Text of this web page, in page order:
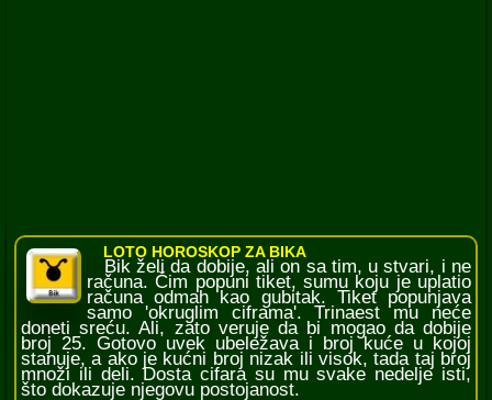
LOTO HOROSKOP ZA BIKA
Bik želi da dobije, ali on sa tim, u stvari, i ne
računa. Čim popuni tiket, sumu koju je uplatio
računa odmah kao gubitak. Tiket popunjava
samo 'okruglim ciframa'. Trinaest mu neće
doneti sreću. Ali, zato veruje da bi mogao da dobije
broj 25. Gotovo uvek ubeležava i broj kuće u kojoj
stanuje, a ako je kućni broj nizak ili visok, tada taj broj
množi ili deli. Dosta cifara su mu svake nedelje isti,
što dokazuje njegovu postojanost.